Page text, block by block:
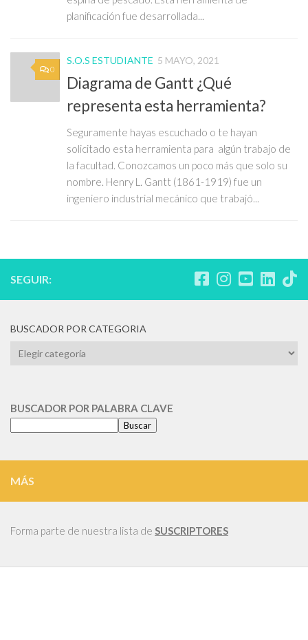
planificación fue desarrollada...
0
S.O.S ESTUDIANTE 5 MAYO, 2021
Diagrama de Gantt ¿Qué
representa esta herramienta?
Seguramente hayas escuchado o te hayan
solicitado esta herramienta para algún trabajo de
la facultad. Conozcamos un poco más que solo su
nombre. Henry L. Gantt (1861-1919) fue un
ingeniero industrial mecánico que trabajó...
SEGUIR:
BUSCADOR POR CATEGORIA
BUSCADOR
BUSCADOR POR PALABRA CLAVE
Buscar
MÁS
Forma parte de nuestra lista de SUSCRIPTORES